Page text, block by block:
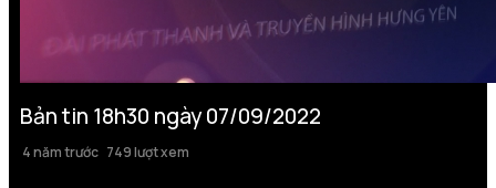
Bản tin 18h30 ngày 07/09/2022
4 năm trước 749 lượt xem